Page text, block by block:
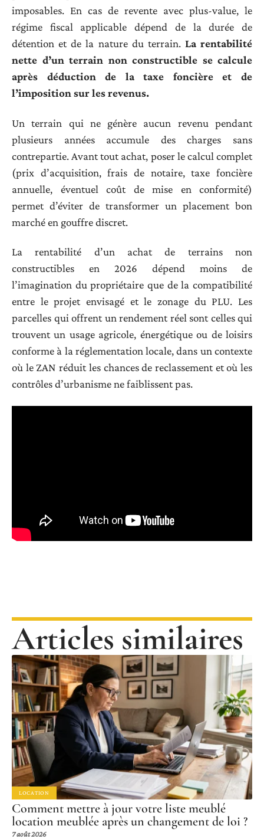
imposables. En cas de revente avec plus-value, le
régime fiscal applicable dépend de la durée de
détention et de la nature du terrain. La rentabilité
nette d’un terrain non constructible se calcule
après déduction de la taxe foncière et de
l’imposition sur les revenus.
Un terrain qui ne génère aucun revenu pendant
plusieurs années accumule des charges sans
contrepartie. Avant tout achat, poser le calcul complet
(prix d’acquisition, frais de notaire, taxe foncière
annuelle, éventuel coût de mise en conformité)
permet d’éviter de transformer un placement bon
marché en gouffre discret.
La rentabilité d’un achat de terrains non
constructibles en 2026 dépend moins de
l’imagination du propriétaire que de la compatibilité
entre le projet envisagé et le zonage du PLU. Les
parcelles qui offrent un rendement réel sont celles qui
trouvent un usage agricole, énergétique ou de loisirs
conforme à la réglementation locale, dans un contexte
où le ZAN réduit les chances de reclassement et où les
contrôles d’urbanisme ne faiblissent pas.
Articles similaires
LOCATION
Comment mettre à jour votre liste meublé
location meublée après un changement de loi ?
7 août 2026